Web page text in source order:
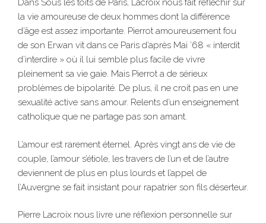
Dans Sous les toits de Paris, Lacroix nous fait réfléchir sur
la vie amoureuse de deux hommes dont la différence
d’âge est assez importante. Pierrot amoureusement fou
de son Erwan vit dans ce Paris d’après Mai ’68 « interdit
d’interdire » où il lui semble plus facile de vivre
pleinement sa vie gaie. Mais Pierrot a de sérieux
problèmes de bipolarité. De plus, il ne croit pas en une
sexualité active sans amour. Relents d’un enseignement
catholique que ne partage pas son amant.
L’amour est rarement éternel. Après vingt ans de vie de
couple, l’amour s’étiole, les travers de l’un et de l’autre
deviennent de plus en plus lourds et l’appel de
l’Auvergne se fait insistant pour rapatrier son fils déserteur.
Pierre Lacroix nous livre une réflexion personnelle sur